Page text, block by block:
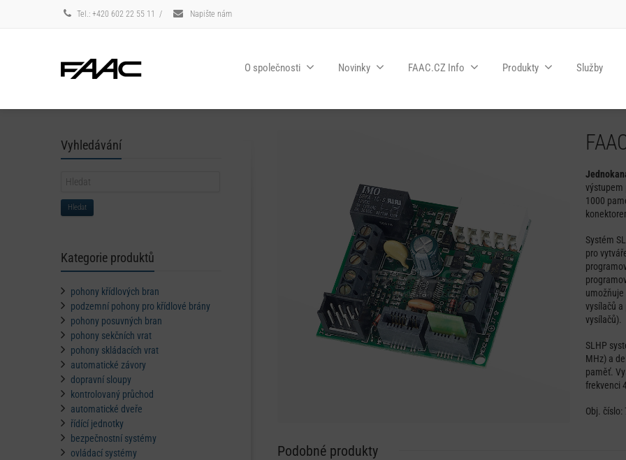
Tel.: +420 602 22 55 11 / Napište nám
O společnosti Novinky FAAC.CZ Info Produkty Služby
výstupem
1000
Systém
pro
vysílačů
vysílačů).
SLHP
MHz) a
paměť.
frekvenci
Obj. číslo:
Podobné produkty
Vyhledávání
Hledat
Kategorie produktů
pohony křídlových bran
podzemní pohony pro křídlové brány
pohony posuvných bran
pohony sekčních vrat
pohony skládacích vrat
automatické závory
dopravní sloupy
kontrolovaný průchod
automatické dveře
řídící jednotky
bezpečnostní systémy
ovládací systémy